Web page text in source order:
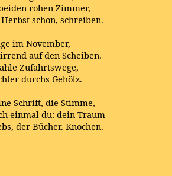
rohen Zimmer,
schon, schreiben.
im November,
auf den Scheiben.
Zufahrtswege,
durchs Gehölz.
Schrift, die Stimme,
einmal du: dein Traum
der Bücher. Knochen.